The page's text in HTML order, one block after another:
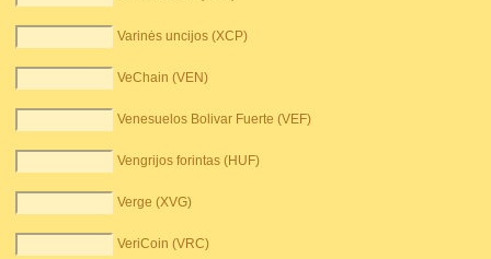
Varinės uncijos (XCP)
VeChain (VEN)
Venesuelos Bolivar Fuerte (VEF)
Vengrijos forintas (HUF)
Verge (XVG)
VeriCoin (VRC)